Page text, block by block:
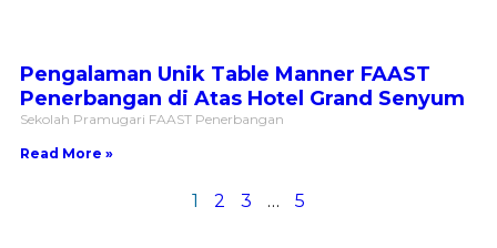
Pengalaman Unik Table Manner FAAST
Penerbangan di Atas Hotel Grand Senyum
Sekolah Pramugari FAAST Penerbangan
Read More »
1 2 3 … 5